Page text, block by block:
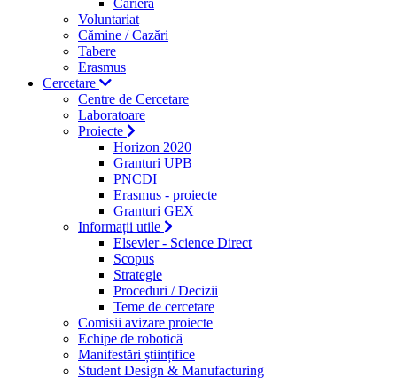
Carieră
Voluntariat
Cămine / Cazări
Tabere
Erasmus
Cercetare
Centre de Cercetare
Laboratoare
Proiecte
Horizon 2020
Granturi UPB
PNCDI
Erasmus - proiecte
Granturi GEX
Informații utile
Elsevier - Science Direct
Scopus
Strategie
Proceduri / Decizii
Teme de cercetare
Comisii avizare proiecte
Echipe de robotică
Manifestări științifice
Student Design & Manufacturing